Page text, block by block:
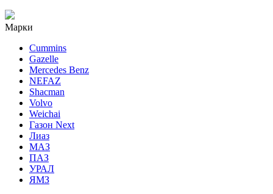
Марки
Cummins
Gazelle
Mercedes Benz
NEFAZ
Shacman
Volvo
Weichai
Газон Next
Лиаз
МАЗ
ПАЗ
УРАЛ
ЯМЗ